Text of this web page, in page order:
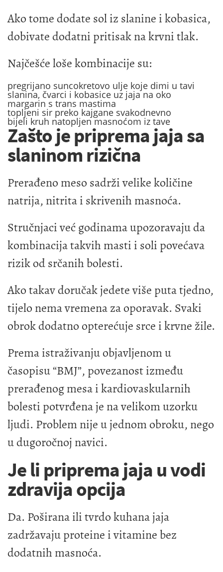
Ako tome dodate sol iz slanine i kobasica,
dobivate dodatni pritisak na krvni tlak.
Najčešće loše kombinacije su:
pregrijano suncokretovo ulje koje dimi u tavi
slanina, čvarci i kobasice uz jaja na oko
margarin s trans mastima
topljeni sir preko kajgane svakodnevno
bijeli kruh natopljen masnoćom iz tave
Zašto je priprema jaja sa
slaninom rizična
Prerađeno meso sadrži velike količine
natrija, nitrita i skrivenih masnoća.
Stručnjaci već godinama upozoravaju da
kombinacija takvih masti i soli povećava
rizik od srčanih bolesti.
Ako takav doručak jedete više puta tjedno,
tijelo nema vremena za oporavak. Svaki
obrok dodatno opterećuje srce i krvne žile.
Prema istraživanju objavljenom u
časopisu “BMJ”, povezanost između
prerađenog mesa i kardiovaskularnih
bolesti potvrđena je na velikom uzorku
ljudi. Problem nije u jednom obroku, nego
u dugoročnoj navici.
Je li priprema jaja u vodi
zdravija opcija
Da. Poširana ili tvrdo kuhana jaja
zadržavaju proteine i vitamine bez
dodatnih masnoća.